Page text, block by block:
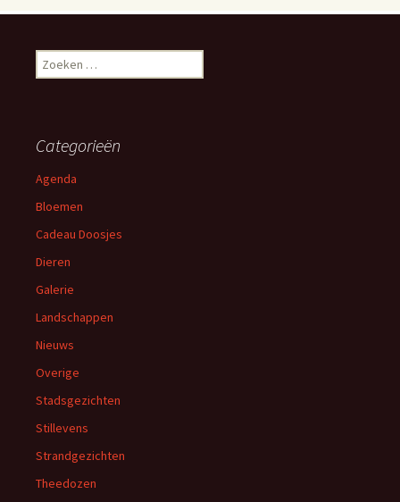
Zoeken
naar:
Categorieën
Agenda
Bloemen
Cadeau Doosjes
Dieren
Galerie
Landschappen
Nieuws
Overige
Stadsgezichten
Stillevens
Strandgezichten
Theedozen